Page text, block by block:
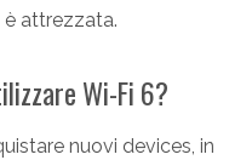
è attrezzata.
Wi-Fi 6?
nuovi devices, in